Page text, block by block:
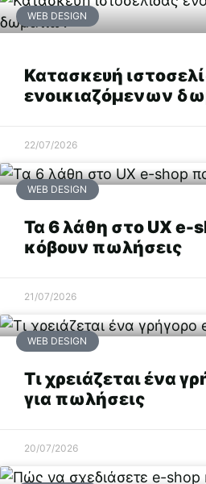
WEB DESIGN
Κατασκευή
ενοικιαζόμενων
22/07/2026
WEB DESIGN
Τα 6 λάθη στο UX e-
κόβουν πωλήσεις
21/07/2026
WEB DESIGN
Τι χρειάζεται ένα
για πωλήσεις
20/07/2026